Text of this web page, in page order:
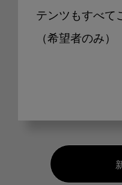
テンツもすべて
（希望者のみ）